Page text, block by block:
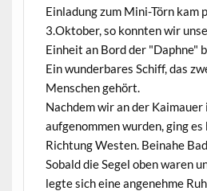
Einladung zum Mini-Törn kam
3.Oktober, so konnten wir
Einheit an Bord der "Daphne"
Ein wunderbares Schiff, das
Menschen gehört.
Nachdem wir an der Kaimauer
aufgenommen wurden, ging
Richtung Westen. Beinahe
Sobald die Segel oben waren
legte sich eine angenehme